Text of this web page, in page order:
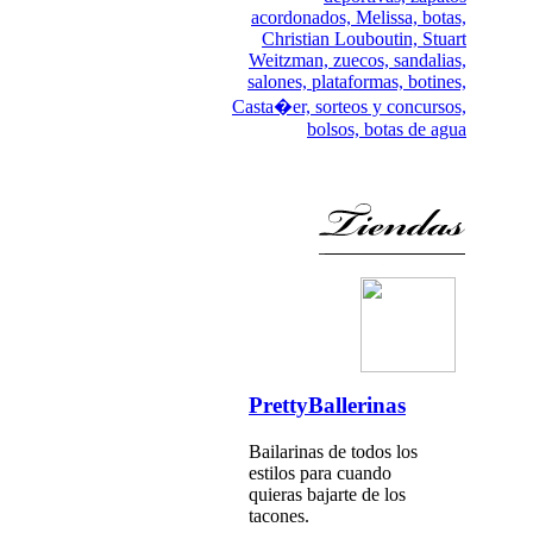
acordonados, Melissa, botas,
Christian Louboutin, Stuart
Weitzman, zuecos, sandalias,
salones, plataformas, botines,
Casta�er, sorteos y concursos,
bolsos, botas de agua
PrettyBallerinas
Bailarinas de todos los
estilos para cuando
quieras bajarte de los
tacones.